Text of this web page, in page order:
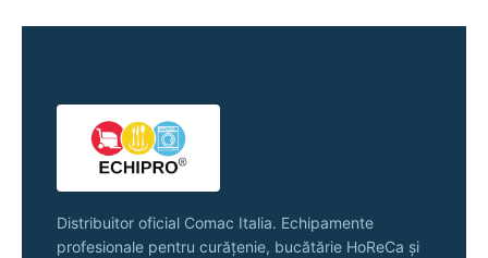
Distribuitor oficial Comac Italia. Echipamente
profesionale pentru curățenie, bucătărie HoReCa și